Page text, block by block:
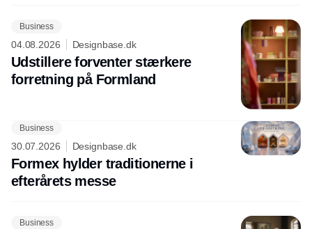
Business
04.08.2026 Designbase.dk
Udstillere forventer stærkere
forretning på Formland
Business
30.07.2026 Designbase.dk
Formex hylder traditionerne i
efterårets messe
Business